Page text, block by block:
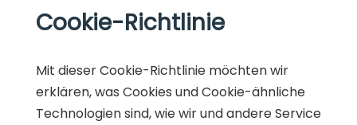
Cookie-Richtlinie
Mit dieser Cookie-Richtlinie möchten wir
erklären, was Cookies und Cookie-ähnliche
Technologien sind, wie wir und andere Service